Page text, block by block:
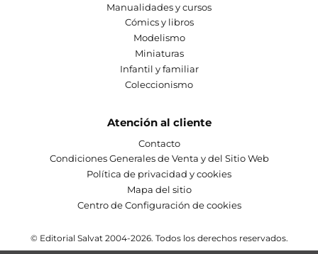
Manualidades y cursos
Cómics y libros
Modelismo
Miniaturas
Infantil y familiar
Coleccionismo
Atención al cliente
Contacto
Condiciones Generales de Venta y del Sitio Web
Política de privacidad y cookies
Mapa del sitio
Centro de Configuración de cookies
© Editorial Salvat 2004-2026. Todos los derechos reservados.